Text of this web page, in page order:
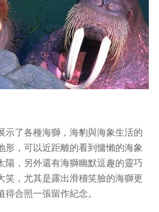
示了各種海獅，海豹與海象生活的
形，可以近距離的看到慵懶的海象
陽，另外還有海獅幽默逗趣的靈巧
笑，尤其是露出滑稽笑臉的海獅更
得合照一張留作紀念。